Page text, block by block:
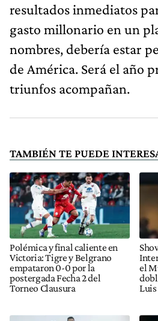
resultados inmediatos
gasto millonario en un
nombres, debería estar
de América. Será el año
triunfos acompañan.
TAMBIÉN TE PUEDE
Polémica y final caliente en
Victoria: Tigre y Belgrano
empataron 0-0 por la
postergada Fecha 2 del
Torneo Clausura
el
Luis